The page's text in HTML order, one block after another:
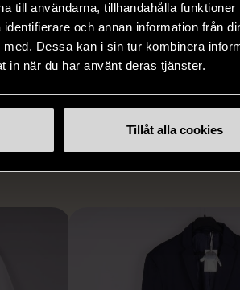
till användarna, tillhandahålla funktioner
och annan information från
Dessa kan i sin tur kombinera
in när du har använt deras tjänster.
Tillåt alla cookies
varor, allt från kläder och
till böcker och elektronik i våra
butiker. Du har chansen att hitta